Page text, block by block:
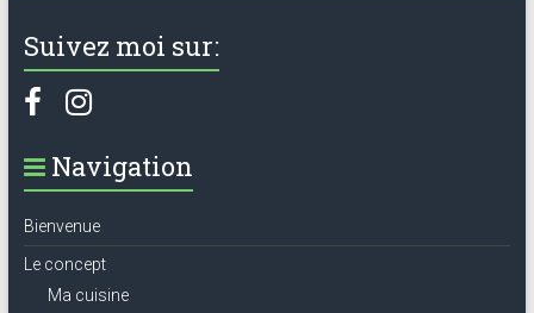
Suivez moi sur:
Navigation
Bienvenue
Le concept
Ma cuisine